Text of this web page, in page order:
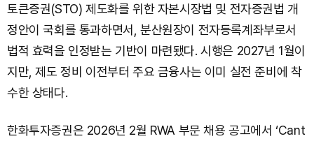
토큰증권(STO) 제도화를 위한 자본시장법 및 전자증권법 개
정안이 국회를 통과하면서, 분산원장이 전자등록계좌부로서
법적 효력을 인정받는 기반이 마련됐다. 시행은 2027년 1월이
지만, 제도 정비 이전부터 주요 금융사는 이미 실전 준비에 착
수한 상태다.
한화투자증권은 2026년 2월 RWA 부문 채용 공고에서 ‘Cant